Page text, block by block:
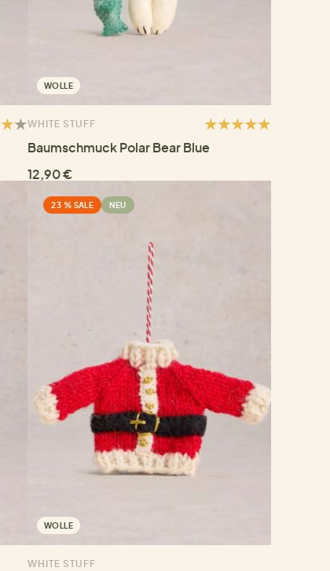
WOLLE
WHITE STUFF
Baumschmuck Polar Bear Blue
12,90 €
23 % SALE NEU
WOLLE
WHITE STUFF